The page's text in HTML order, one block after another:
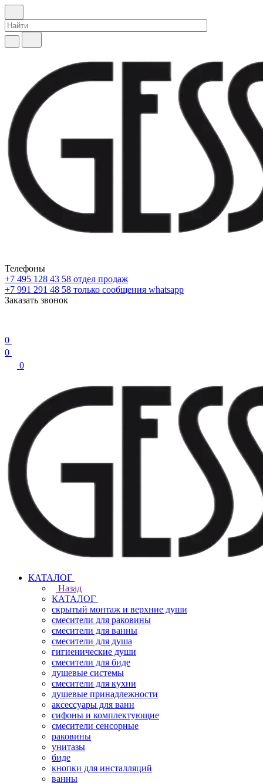
Телефоны
+7 495 128 43 58 отдел продаж
+7 991 291 48 58 только сообщения whatsapp
Заказать звонок
0
0
0
КАТАЛОГ
Назад
КАТАЛОГ
скрытый монтаж и верхние души
смесители для раковины
смесители для ванны
смесители для душа
гигиенические души
смесители для биде
душевые системы
смесители для кухни
душевые принадлежности
аксессуары для ванн
сифоны и комплектующие
смесители сенсорные
раковины
унитазы
биде
кнопки для инсталляций
ванны